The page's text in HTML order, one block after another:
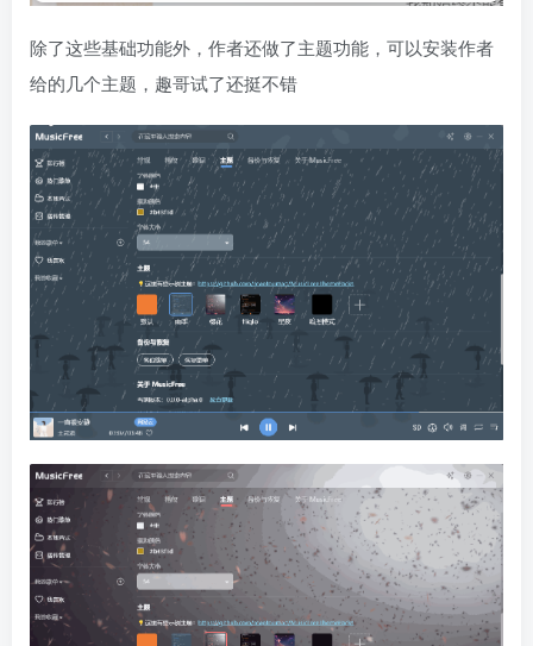
除了这些基础功能外，作者还做了主题功能，可以安装作者
给的几个主题，趣哥试了还挺不错